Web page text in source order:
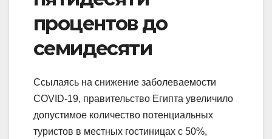
процентов до
семидесяти
Ссылаясь на снижение заболеваемости
COVID-19, правительство Египта увеличило
допустимое количество потенциальных
туристов в местных гостиницах с 50%,